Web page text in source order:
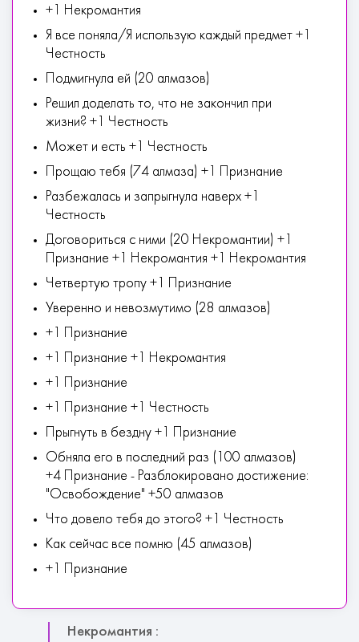
+1 Некромантия
Я все поняла/Я использую каждый предмет +1
Честность
Подмигнула ей (20 алмазов)
Решил доделать то, что не закончил при
жизни? +1 Честность
Может и есть +1 Честность
Прощаю тебя (74 алмаза) +1 Признание
Разбежалась и запрыгнула наверх +1
Честность
Договориться с ними (20 Некромантии) +1
Признание +1 Некромантия +1 Некромантия
Четвертую тропу +1 Признание
Уверенно и невозмутимо (28 алмазов)
+1 Признание
+1 Признание +1 Некромантия
+1 Признание
+1 Признание +1 Честность
Прыгнуть в бездну +1 Признание
Обняла его в последний раз (100 алмазов)
+4 Признание - Разблокировано достижение:
"Освобождение" +50 алмазов
Что довело тебя до этого? +1 Честность
Как сейчас все помню (45 алмазов)
+1 Признание
Некромантия :